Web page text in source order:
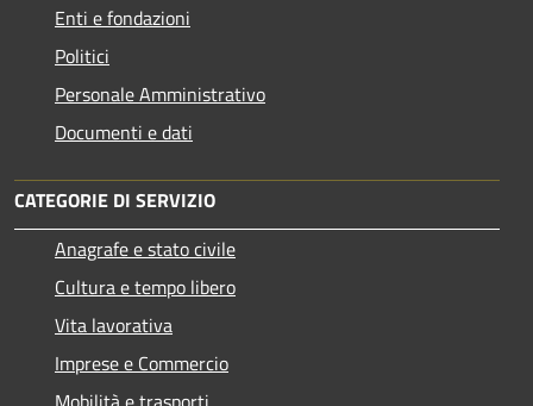
Enti e fondazioni
Politici
Personale Amministrativo
Documenti e dati
CATEGORIE DI SERVIZIO
Anagrafe e stato civile
Cultura e tempo libero
Vita lavorativa
Imprese e Commercio